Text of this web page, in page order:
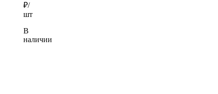
₽/
шт
В
наличии